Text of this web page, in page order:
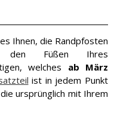
Ihnen, die Randpfosten
den Füßen Ihres
welches ab März
ist in jedem Punkt
ursprünglich mit Ihrem